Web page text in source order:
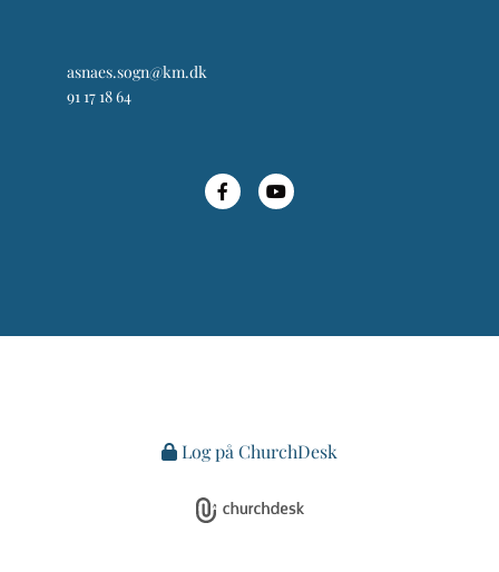
asnaes.sogn@km.dk
91 17 18 64
Log på ChurchDesk